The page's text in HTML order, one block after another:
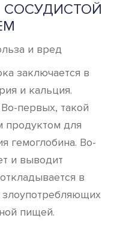
СОСУДИСТОЙ
заключается в
и кальция.
первых, такой
продуктом для
гемоглобина. Во-
и выводит
в
пищей.